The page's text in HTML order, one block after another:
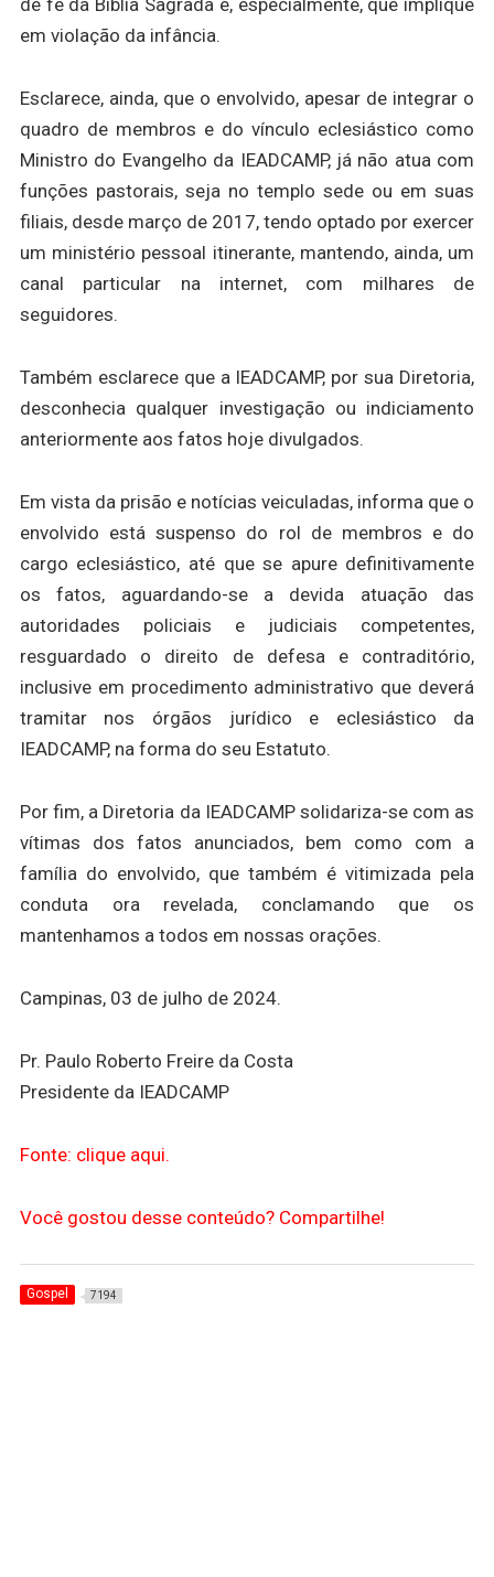
de fé da Bíblia Sagrada e, especialmente, que implique
em violação da infância.
Esclarece, ainda, que o envolvido, apesar de integrar o
quadro de membros e do vínculo eclesiástico como
Ministro do Evangelho da IEADCAMP, já não atua com
funções pastorais, seja no templo sede ou em suas
filiais, desde março de 2017, tendo optado por exercer
um ministério pessoal itinerante, mantendo, ainda, um
canal particular na internet, com milhares de
seguidores.
Também esclarece que a IEADCAMP, por sua Diretoria,
desconhecia qualquer investigação ou indiciamento
anteriormente aos fatos hoje divulgados.
Em vista da prisão e notícias veiculadas, informa que o
envolvido está suspenso do rol de membros e do
cargo eclesiástico, até que se apure definitivamente
os fatos, aguardando-se a devida atuação das
autoridades policiais e judiciais competentes,
resguardado o direito de defesa e contraditório,
inclusive em procedimento administrativo que deverá
tramitar nos órgãos jurídico e eclesiástico da
IEADCAMP, na forma do seu Estatuto.
Por fim, a Diretoria da IEADCAMP solidariza-se com as
vítimas dos fatos anunciados, bem como com a
família do envolvido, que também é vitimizada pela
conduta ora revelada, conclamando que os
mantenhamos a todos em nossas orações.
Campinas, 03 de julho de 2024.
Pr. Paulo Roberto Freire da Costa
Presidente da IEADCAMP
Fonte: clique aqui.
Você gostou desse conteúdo? Compartilhe!
Gospel 7194